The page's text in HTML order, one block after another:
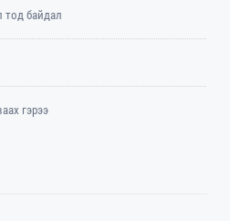
тод байдал
гэрээ